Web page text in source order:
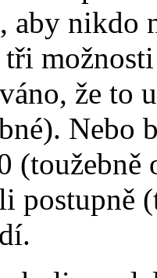
aby nikdo
tři
že to
Nebo
(toužebně
postupně